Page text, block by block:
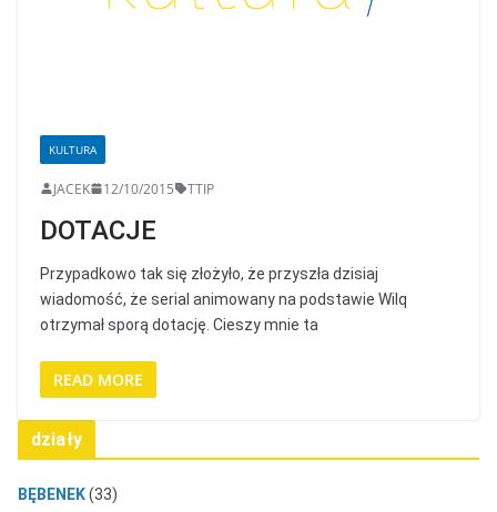
KULTURA
JACEK 12/10/2015 TTIP
DOTACJE
Przypadkowo tak się złożyło, że przyszła dzisiaj
wiadomość, że serial animowany na podstawie Wilq
otrzymał sporą dotację. Cieszy mnie ta
READ MORE
działy
BĘBENEK(33)